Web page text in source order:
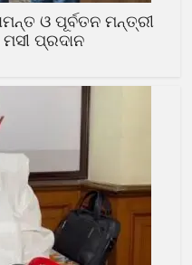
ଓ ପୂର୍ବତନ ମନ୍ତ୍ରୀ
ପ୍ରଦାନ